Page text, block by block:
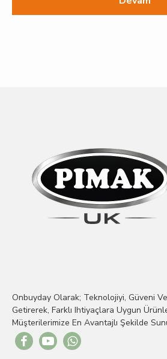
Onbuyday Olarak; Teknolojiyi, Güveni
Getirerek, Farklı Ihtiyaçlara Uygun
Müşterilerimize En Avantajlı Şekilde